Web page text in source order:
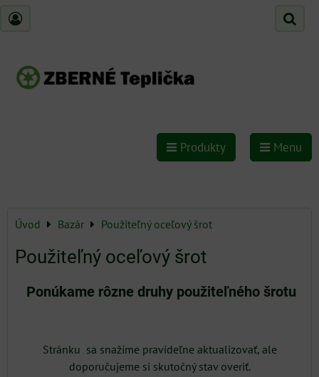
Produkty Menu
Úvod Bazár Použiteľný oceľový šrot
Použiteľný oceľový šrot
Ponúkame rôzne druhy použiteľného šrotu
Stránku sa snažíme pravideľne aktualizovať, ale
doporučujeme si skutočný stav overiť.